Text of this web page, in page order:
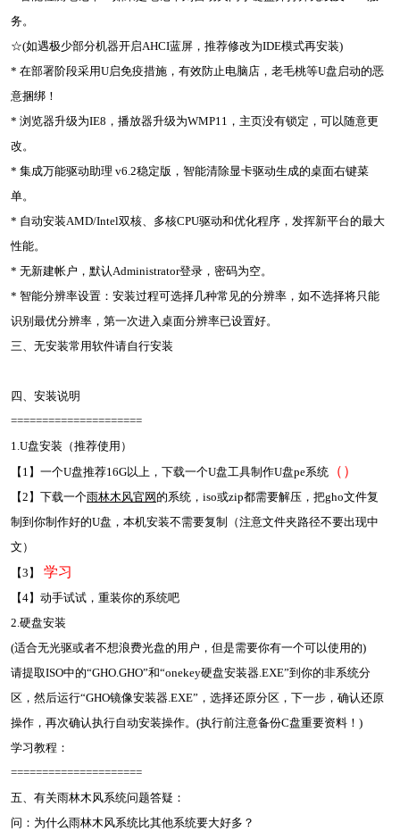
务。
☆(如遇极少部分机器开启AHCI蓝屏，推荐修改为IDE模式再安装)
* 在部署阶段采用U启免疫措施，有效防止电脑店，老毛桃等U盘启动的恶
意捆绑！
* 浏览器升级为IE8，播放器升级为WMP11，主页没有锁定，可以随意更
改。
* 集成万能驱动助理 v6.2稳定版，智能清除显卡驱动生成的桌面右键菜
单。
* 自动安装AMD/Intel双核、多核CPU驱动和优化程序，发挥新平台的最大
性能。
* 无新建帐户，默认Administrator登录，密码为空。
* 智能分辨率设置：安装过程可选择几种常见的分辨率，如不选择将只能
识别最优分辨率，第一次进入桌面分辨率已设置好。
三、无安装常用软件请自行安装
四、安装说明
=====================
1.U盘安装（推荐使用）
【1】一个U盘推荐16G以上，下载一个U盘工具制作U盘pe系统 （ ）
【2】下载一个雨林木风官网的系统，iso或zip都需要解压，把gho文件复
制到你制作好的U盘，本机安装不需要复制（注意文件夹路径不要出现中
文）
【3】
学习
【4】动手试试，重装你的系统吧
2.硬盘安装
(适合无光驱或者不想浪费光盘的用户，但是需要你有一个可以使用的)
请提取ISO中的“GHO.GHO”和“onekey硬盘安装器.EXE”到你的非系统分
区，然后运行“GHO镜像安装器.EXE”，选择还原分区，下一步，确认还原
操作，再次确认执行自动安装操作。(执行前注意备份C盘重要资料！)
学习教程：
=====================
五、有关雨林木风系统问题答疑：
问：为什么雨林木风系统比其他系统要大好多？